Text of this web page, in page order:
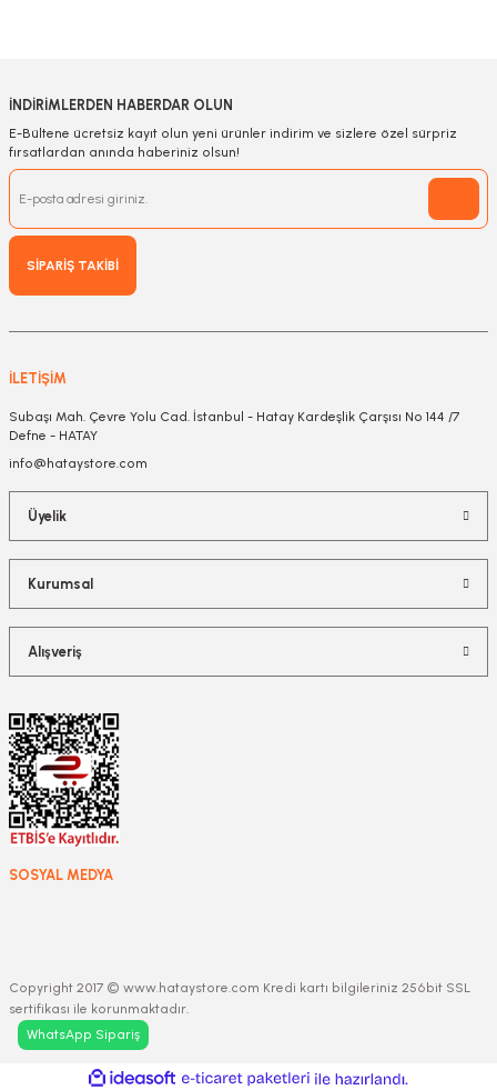
İNDİRİMLERDEN HABERDAR OLUN
E-Bültene ücretsiz kayıt olun yeni ürünler indirim ve sizlere özel sürpriz
fırsatlardan anında haberiniz olsun!
SİPARİŞ TAKİBİ
İLETİŞİM
Subaşı Mah. Çevre Yolu Cad. İstanbul - Hatay Kardeşlik Çarşısı No 144 /7
Defne - HATAY
info@hataystore.com
Üyelik
Kurumsal
Alışveriş
SOSYAL MEDYA
Copyright 2017 © www.hataystore.com Kredi kartı bilgileriniz 256bit SSL
sertifikası ile korunmaktadır.
WhatsApp Sipariş
ideasoft
e-